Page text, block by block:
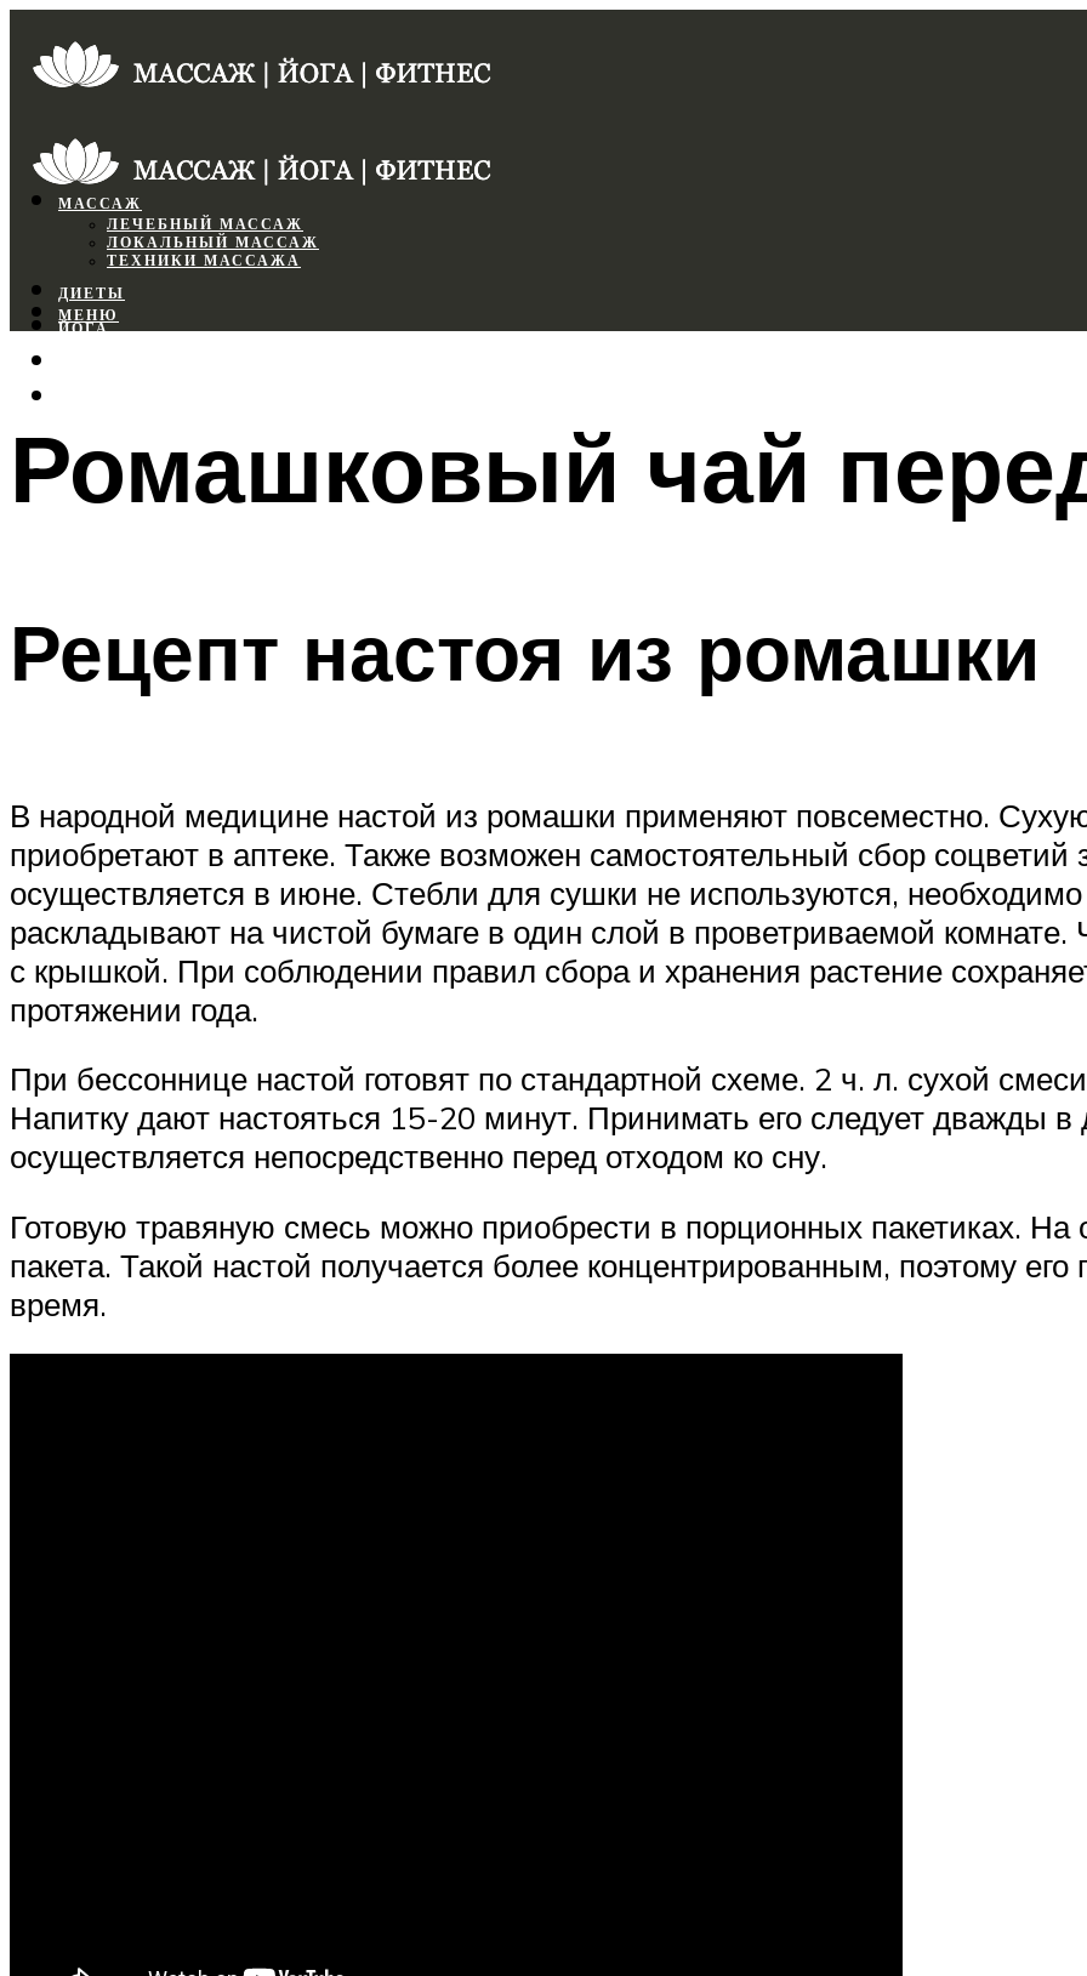
МАССАЖ
ЛЕЧЕБНЫЙ МАССАЖ
ЛОКАЛЬНЫЙ МАССАЖ
ТЕХНИКИ МАССАЖА
ДИЕТЫ
ЙОГА
МЕНЮ
МЕНЮ
Ромашковый чай
Рецепт настоя из ромашки
В народной медицине настой из ромашки применяют повсеместно.
приобретают в аптеке. Также возможен самостоятельный сбор соцветий
осуществляется в июне. Стебли для сушки не используются,
раскладывают на чистой бумаге в один слой в проветриваемой
с крышкой. При соблюдении правил сбора и хранения растение
протяжении года.
При бессоннице настой готовят по стандартной схеме. 2 ч. л. сухой
Напитку дают настояться 15-20 минут. Принимать его следует дважды
осуществляется непосредственно перед отходом ко сну.
Готовую травяную смесь можно приобрести в порционных пакетиках. На
пакета. Такой настой получается более концентрированным, поэтому
время.